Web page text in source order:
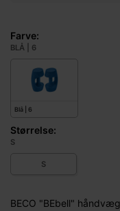
Farve:
BLÅ | 6
Blå | 6
Størrelse:
S
S
BECO "BEbell"